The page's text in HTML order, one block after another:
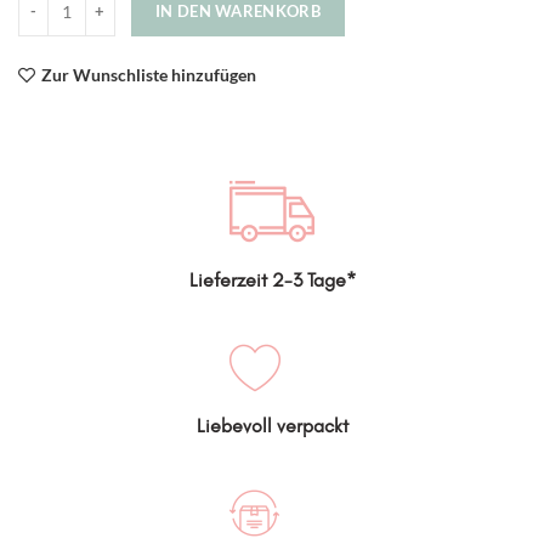
IN DEN WARENKORB
Zur Wunschliste hinzufügen
Lieferzeit 2-3 Tage*
Liebevoll verpackt